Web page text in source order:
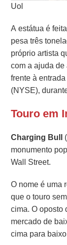
Uol
A estátua é
pesa três
próprio artista
com a ajuda
frente à
(NYSE),
Touro em
Charging Bull
monumento
Wall Street.
O nome é uma
que o touro
cima. O oposto
mercado de
cima para